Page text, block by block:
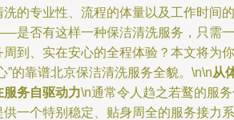
的专业性、流程的体量以及工作时间的
是否有这样一种保洁清洗服务，只需一
到、实在安心的全程体验？本文将为你
”的靠谱北京保洁清洗服务全貌。\n\n从
务自驱动力\n通常令人趋之若鹜的服
一个特别稳定、贴身周全的服务接力系